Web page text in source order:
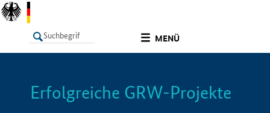
MENÜ
LISTE Info
Erfolgreiche GRW-Projekte